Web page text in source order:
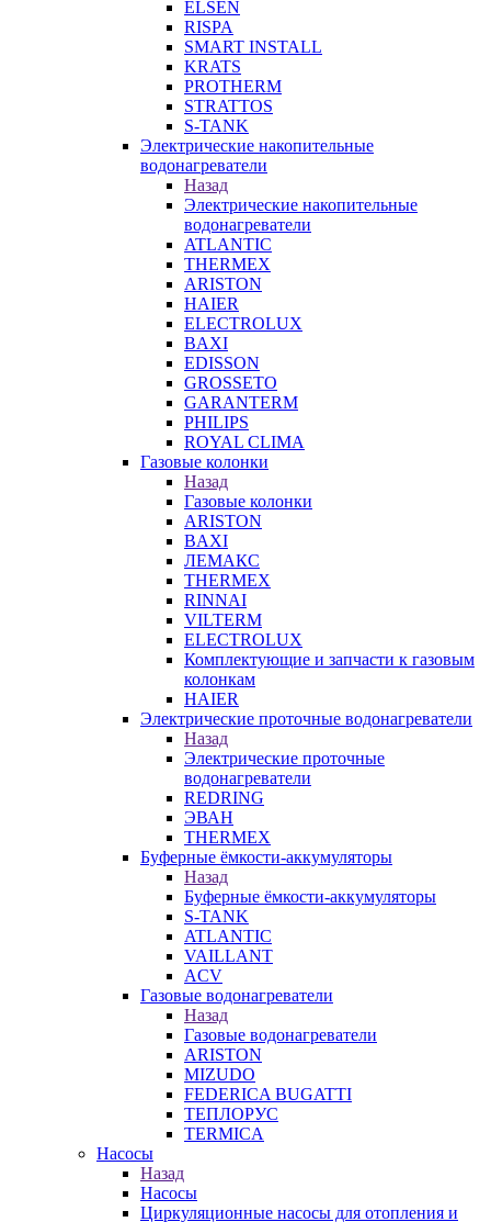
ELSEN
RISPA
SMART INSTALL
KRATS
PROTHERM
STRATTOS
S-TANK
Электрические накопительные
водонагреватели
Назад
Электрические накопительные
водонагреватели
ATLANTIC
THERMEX
ARISTON
HAIER
ELECTROLUX
BAXI
EDISSON
GROSSETO
GARANTERM
PHILIPS
ROYAL CLIMA
Газовые колонки
Назад
Газовые колонки
ARISTON
BAXI
ЛЕМАКС
THERMEX
RINNAI
VILTERM
ELECTROLUX
Комплектующие и запчасти к газовым
колонкам
HAIER
Электрические проточные водонагреватели
Назад
Электрические проточные
водонагреватели
REDRING
ЭВАН
THERMEX
Буферные ёмкости-аккумуляторы
Назад
Буферные ёмкости-аккумуляторы
S-TANK
ATLANTIC
VAILLANT
ACV
Газовые водонагреватели
Назад
Газовые водонагреватели
ARISTON
MIZUDO
FEDERICA BUGATTI
ТЕПЛОРУС
TERMICA
Насосы
Назад
Насосы
Циркуляционные насосы для отопления и